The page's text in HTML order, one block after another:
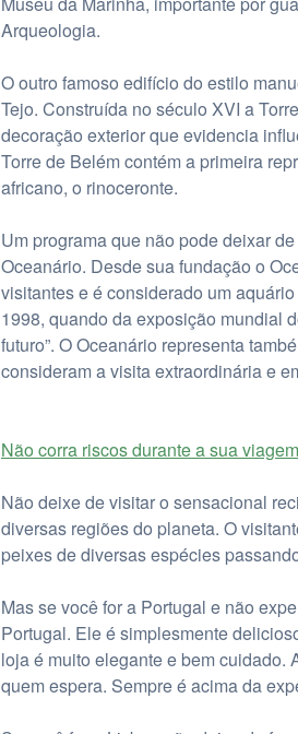
Arqueologia.
O outro famoso edifício do estilo
Tejo. Construída no século XVI a
decoração exterior que evidencia
Torre de Belém contém a primeira
africano, o rinoceronte.
Um programa que não pode deixar
Oceanário. Desde sua fundação o
visitantes e é considerado um
1998, quando da exposição mundial
futuro”. O Oceanário representa
consideram a visita extraordinária e
Não corra riscos durante a sua
Não deixe de visitar o sensacional
diversas regiões do planeta. O
peixes de diversas espécies
Mas se você for a Portugal e não
Portugal. Ele é simplesmente
loja é muito elegante e bem cuidado.
quem espera. Sempre é acima da